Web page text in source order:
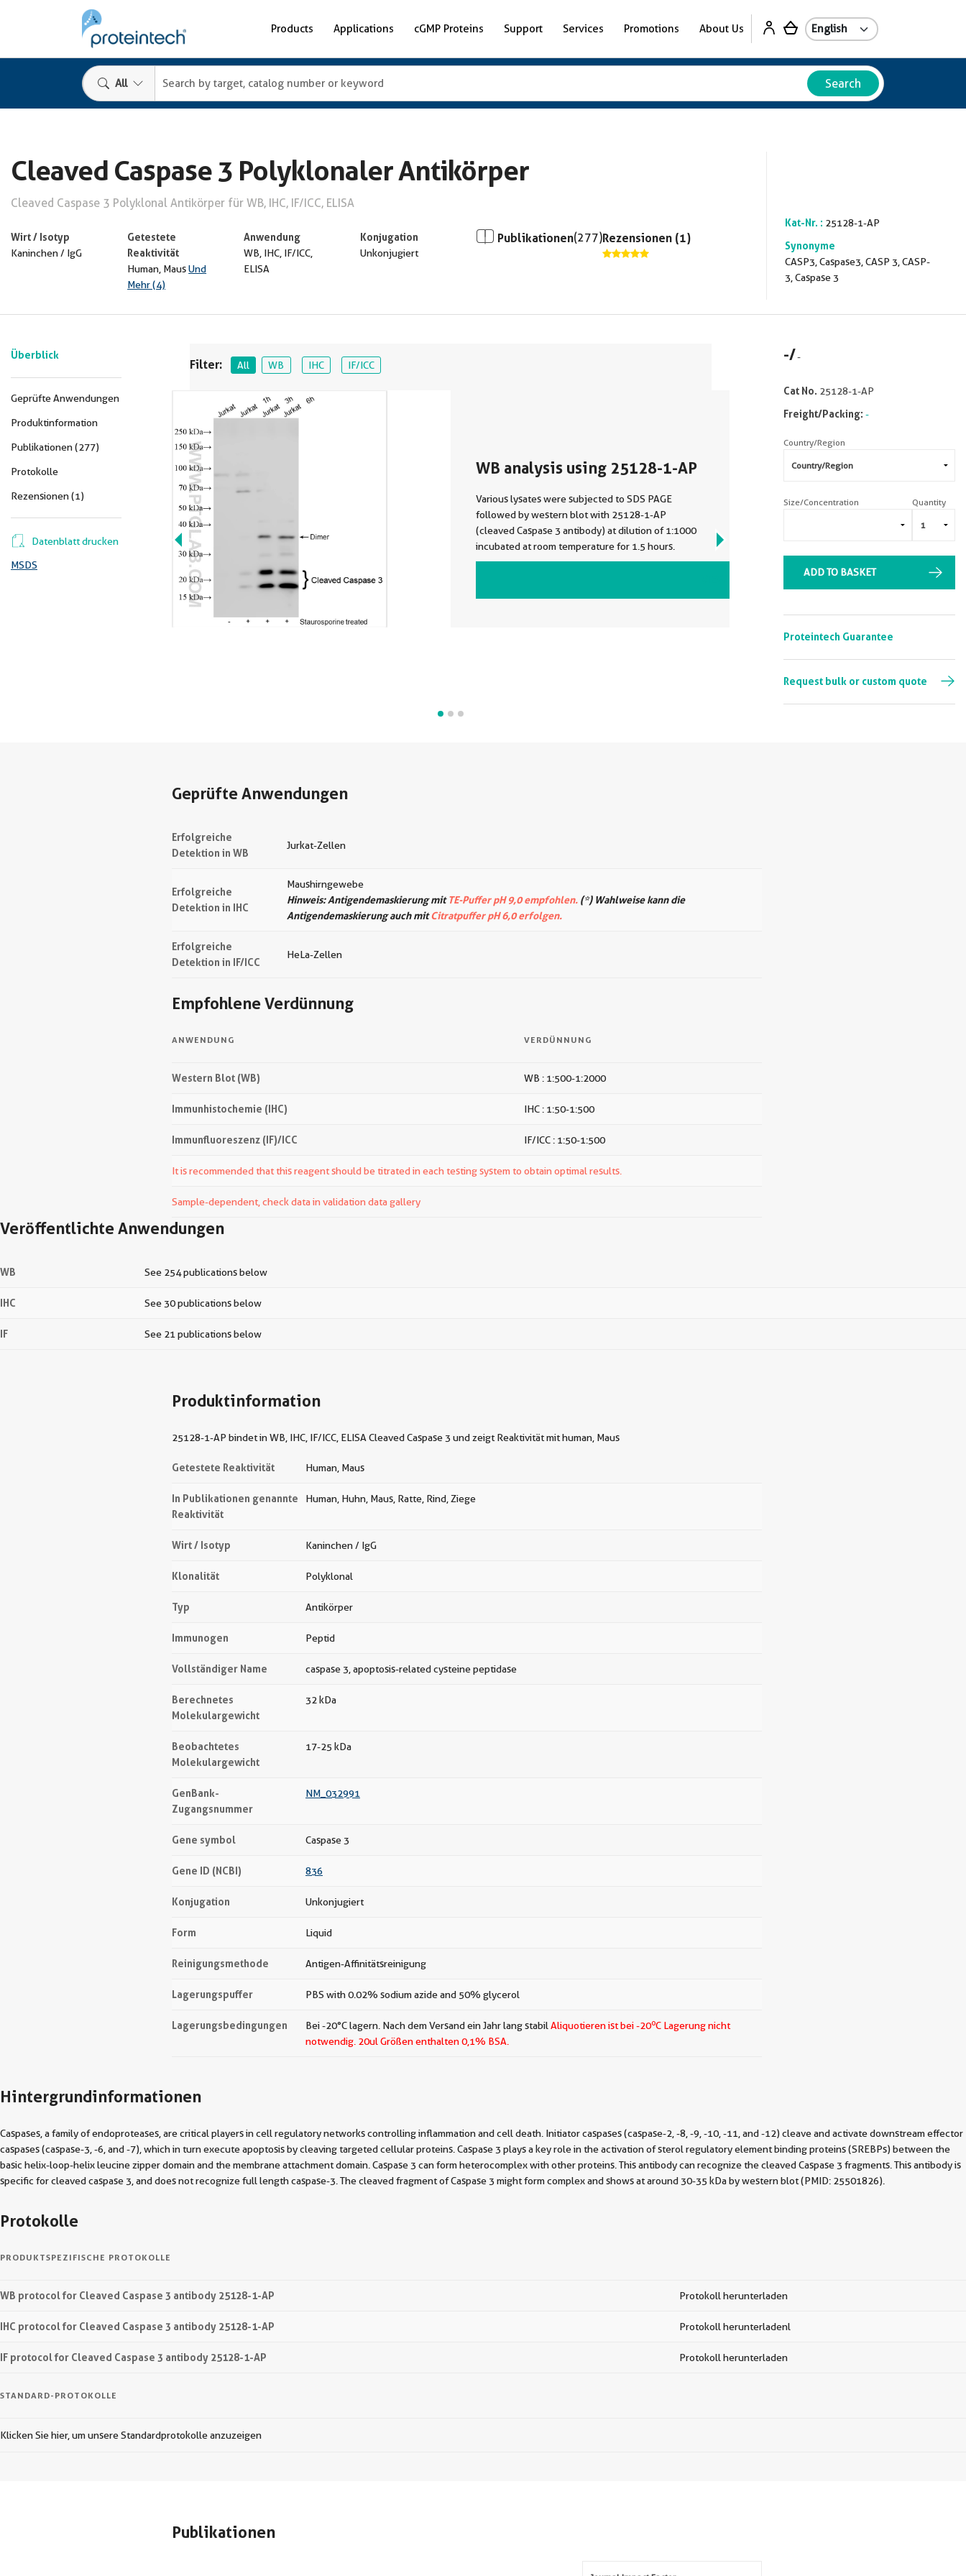
Products Applications cGMP Proteins Support Services Promotions About Us
All Search
Cleaved Caspase 3 Polyklonaler Antikörper
Cleaved Caspase 3 Polyklonal Antikörper für WB, IHC, IF/ICC, ELISA
Wirt / Isotyp
Kaninchen / IgG
Getestete
Reaktivität
Human, MausUnd
Mehr (4)
Anwendung
WB, IHC, IF/ICC,
ELISA
Konjugation
Unkonjugiert
Publikationen(277)Rezensionen (1)
Kat-Nr. : 25128-1-AP
Synonyme
CASP3, Caspase3, CASP 3, CASP-
3, Caspase 3
Überblick
Geprüfte Anwendungen
Produktinformation
Publikationen (277)
Protokolle
Rezensionen (1)
Datenblatt drucken
MSDS
Filter: All WB IHC IF/ICC
WB analysis using 25128-1-AP
Various lysates were subjected to SDS PAGE
followed by western blot with 25128-1-AP
(cleaved Caspase 3 antibody) at dilution of 1:1000
incubated at room temperature for 1.5 hours.
VIEW ALL IMAGES (3)
-/-
Cat No. 25128-1-AP
Freight/Packing: -
Country/Region
Size/Concentration Quantity
ADD TO BASKET
Proteintech Guarantee
Request bulk or custom quote
Geprüfte Anwendungen
Erfolgreiche
Detektion in WB
Jurkat-Zellen
Erfolgreiche
Detektion in IHC
Maushirngewebe
Hinweis: Antigendemaskierung mitTE-Puffer pH 9,0 empfohlen. (*) Wahlweise kann die
Antigendemaskierung auch mitCitratpuffer pH 6,0 erfolgen.
Erfolgreiche
Detektion in IF/ICC
HeLa-Zellen
Empfohlene Verdünnung
ANWENDUNG VERDÜNNUNG
Western Blot (WB) WB : 1:500-1:2000
Immunhistochemie (IHC) IHC : 1:50-1:500
Immunfluoreszenz (IF)/ICC IF/ICC : 1:50-1:500
It is recommended that this reagent should be titrated in each testing system to obtain optimal results.
Sample-dependent, check data in validation data gallery
Veröffentlichte Anwendungen
WB See 254 publications below
IHC See 30 publications below
IF See 21 publications below
Produktinformation
25128-1-AP bindet in WB, IHC, IF/ICC, ELISA Cleaved Caspase 3 und zeigt Reaktivität mit human, Maus
Getestete Reaktivität Human, Maus
In Publikationen genannte
Reaktivität
Human, Huhn, Maus, Ratte, Rind, Ziege
Wirt / Isotyp Kaninchen / IgG
Klonalität Polyklonal
Typ Antikörper
Immunogen Peptid
Vollständiger Name caspase 3, apoptosis-related cysteine peptidase
Berechnetes
Molekulargewicht
32 kDa
Beobachtetes
Molekulargewicht
17-25 kDa
GenBank-
Zugangsnummer
NM_032991
Gene symbol Caspase 3
Gene ID (NCBI) 836
Konjugation Unkonjugiert
Form Liquid
Reinigungsmethode Antigen-Affinitätsreinigung
Lagerungspuffer PBS with 0.02% sodium azide and 50% glycerol
Lagerungsbedingungen Bei -20°C lagern. Nach dem Versand ein Jahr lang stabil Aliquotieren ist bei -20oC Lagerung nicht
notwendig. 20ul Größen enthalten 0,1% BSA.
Hintergrundinformationen
Caspases, a family of endoproteases, are critical players in cell regulatory networks controlling inflammation and cell death. Initiator caspases (caspase-2, -8, -9, -10, -11, and -12) cleave and activate downstream effector
caspases (caspase-3, -6, and -7), which in turn execute apoptosis by cleaving targeted cellular proteins. Caspase 3 plays a key role in the activation of sterol regulatory element binding proteins (SREBPs) between the
basic helix-loop-helix leucine zipper domain and the membrane attachment domain. Caspase 3 can form heterocomplex with other proteins. This antibody can recognize the cleaved Caspase 3 fragments. This antibody is
specific for cleaved caspase 3, and does not recognize full length caspase-3. The cleaved fragment of Caspase 3 might form complex and shows at around 30-35 kDa by western blot (PMID: 25501826).
Protokolle
PRODUKTSPEZIFISCHE PROTOKOLLE
WB protocol for Cleaved Caspase 3 antibody 25128-1-AP Protokoll herunterladen
IHC protocol for Cleaved Caspase 3 antibody 25128-1-AP Protokoll herunterladenl
IF protocol for Cleaved Caspase 3 antibody 25128-1-AP Protokoll herunterladen
STANDARD-PROTOKOLLE
Klicken Sie hier, um unsere Standardprotokolle anzuzeigen
Publikationen